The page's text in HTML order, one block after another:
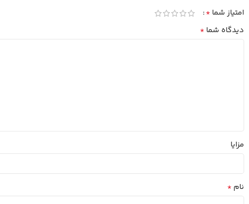
امتیاز شما *
دیدگاه شما *
مزایا
نام *